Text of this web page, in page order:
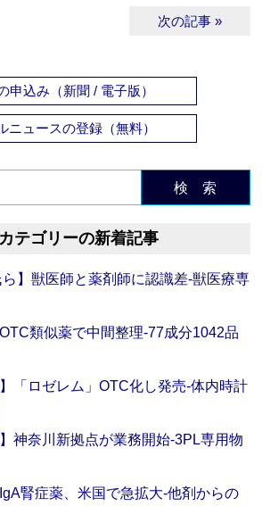
次の記事 »
申込み（新聞 / 電子版）
ニュースの登録（無料）
検 索
テゴリーの新着記事
ら】獣医師と薬剤師に認識差‐獣医療専
類似薬で中間整理‐77成分1042品
「ロゼレム」OTC化し発売‐体内時計
神奈川新拠点が業務開始‐3PL専用物
腎症薬、米国で急拡大‐他剤からの